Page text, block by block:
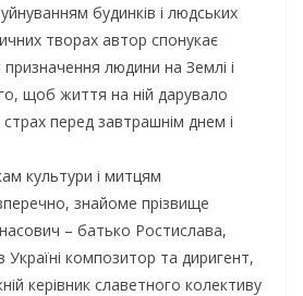
будинків і людських
творах автор спонукає
людини на Землі і
щоб життя на ній дарувало
перед завтрашнім днем і
культури і митцям
знайоме прізвище
– батько Ростислава,
Україні композитор та диригент,
керівник славетного колективу